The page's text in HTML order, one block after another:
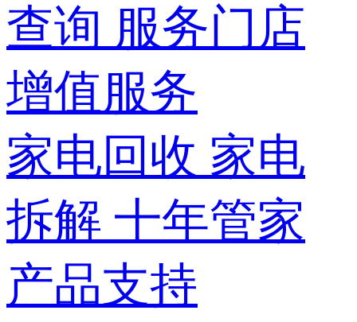
查询 服务门店
增值服务
家电回收 家电
拆解 十年管家
产品支持